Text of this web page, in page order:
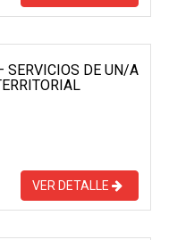
DE UN/A
VER DETALLE